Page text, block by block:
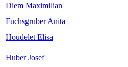
Diem Maximilian
Fuchsgruber Anita
Houdelet Elisa
Huber Josef